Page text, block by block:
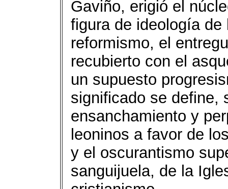
Gaviño, erigió el
figura de ideología
reformismo, el
recubierto con el
un supuesto
significado se define,
ensanchamiento y
leoninos a favor de
y el oscurantismo
sanguijuela, de la